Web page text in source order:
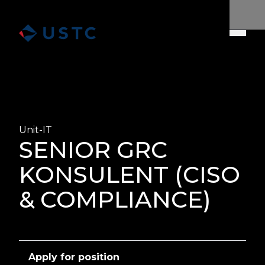
SENIOR GRC
KONSULENT (CISO
& COMPLIANCE)
Unit-IT
Apply for position